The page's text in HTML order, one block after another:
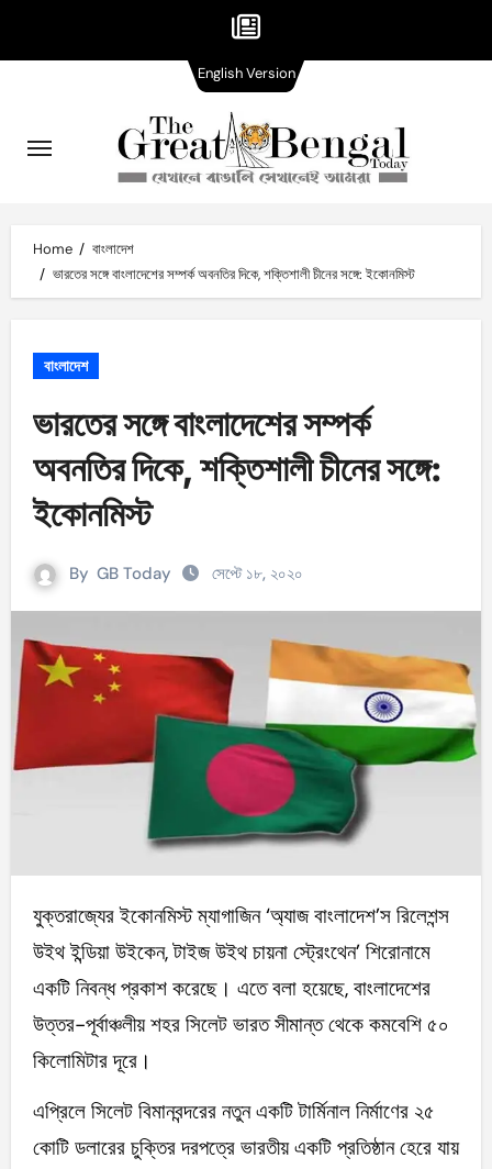
content
Home
বাংলাদেশ
ভারতের সঙ্গে বাংলাদেশের সম্পর্ক অবনতির দিকে, শক্তিশালী চীনের সঙ্গে: ইকোনমিস্ট
বাংলাদেশ
ভারতের সঙ্গে বাংলাদেশের সম্পর্ক
অবনতির দিকে, শক্তিশালী চীনের সঙ্গে:
ইকোনমিস্ট
By GB Today সেপ্টে ১৮, ২০২০
যুক্তরাজ্যের ইকোনমিস্ট ম্যাগাজিন ‘অ্যাজ বাংলাদেশ’স রিলেশন্স
উইথ ইন্ডিয়া উইকেন, টাইজ উইথ চায়না স্ট্রেংথেন’ শিরোনামে
একটি নিবন্ধ প্রকাশ করেছে। এতে বলা হয়েছে, বাংলাদেশের
উত্তর-পূর্বাঞ্চলীয় শহর সিলেট ভারত সীমান্ত থেকে কমবেশি ৫০
কিলোমিটার দূরে।
এপ্রিলে সিলেট বিমানবন্দরের নতুন একটি টার্মিনাল নির্মাণের ২৫
কোটি ডলারের চুক্তির দরপত্রে ভারতীয় একটি প্রতিষ্ঠান হেরে যায়
English VersionVersion